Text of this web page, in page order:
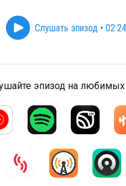
Слушать эпизод •
эпизод на любимых